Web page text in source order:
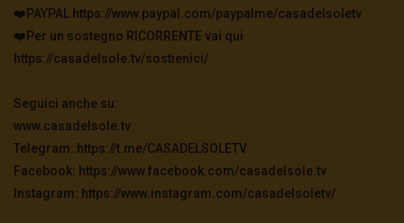
❤️PAYPAL https://www.paypal.com/paypalme/casadelsoletv
❤️Per un sostegno RICORRENTE vai qui
https://casadelsole.tv/sostienici/
Seguici anche su:
www.casadelsole.tv
Telegram: https://t.me/CASADELSOLETV
Facebook: https://www.facebook.com/casadelsole.tv
Instagram: https://www.instagram.com/casadelsoletv/